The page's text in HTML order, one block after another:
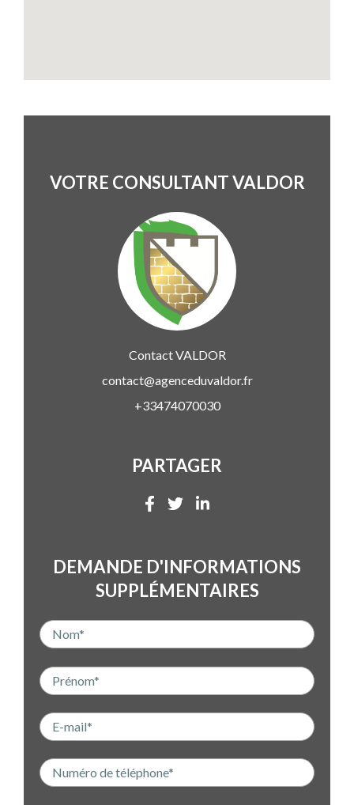
VOTRE CONSULTANT VALDOR
ContactVALDOR
contact@agenceduvaldor.fr
+33474070030
PARTAGER
DEMANDE D'INFORMATIONS
SUPPLÉMENTAIRES